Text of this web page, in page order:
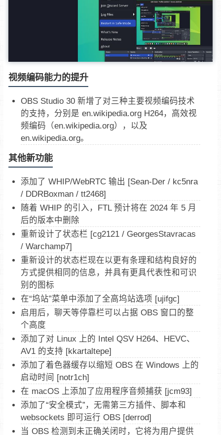
视频编码能力的提升
OBS Studio 30 新增了对三种主要视频编码技术
的支持，分别是 en.wikipedia.org H264，高效视
频编码（en.wikipedia.org），以及
en.wikipedia.org。
其他新功能
添加了 WHIP/WebRTC 输出 [Sean-Der / kc5nra
/ DDRBoxman / tt2468]
随着 WHIP 的引入，FTL 预计将在 2024 年 5 月
后的版本中删除
重新设计了状态栏 [cg2121 / GeorgesStavracas
/ Warchamp7]
重新设计的状态栏现在以更有条理和结构良好的
方式提供相同的信息，并具有更具代表性和可识
别的图标
在“坞站”菜单中添加了全高坞站选项 [ujifgc]
启用后，聊天等停靠栏可以占据 OBS 窗口的整
个高度
添加了对 Linux 上的 Intel QSV H264、HEVC、
AV1 的支持 [kkartaltepe]
添加了着色器缓存以缩短 OBS 在 Windows 上的
启动时间 [notr1ch]
在 macOS 上添加了应用程序音频捕获 [jcm93]
添加了“安全模式”，无需第三方插件、脚本和
websockets 即可运行 OBS [derrod]
当 OBS 检测到未正确关闭时，它将为用户提供